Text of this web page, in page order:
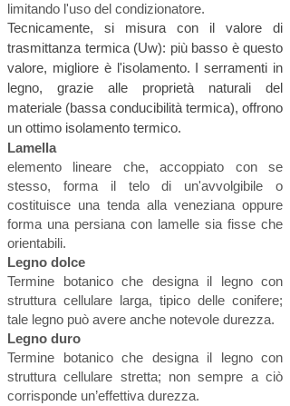
limitando l'uso del condizionatore.
Tecnicamente, si misura con il valore di
trasmittanza termica (Uw): più basso è questo
valore, migliore è l'isolamento. I serramenti in
legno, grazie alle proprietà naturali del
materiale (bassa conducibilità termica), offrono
un ottimo isolamento termico.
Lamella
elemento lineare che, accoppiato con se
stesso, forma il telo di un'avvolgibile o
costituisce una tenda alla veneziana oppure
forma una persiana con lamelle sia fisse che
orientabili.
Legno dolce
Termine botanico che designa il legno con
struttura cellulare larga, tipico delle conifere;
tale legno può avere anche notevole durezza.
Legno duro
Termine botanico che designa il legno con
struttura cellulare stretta; non sempre a ciò
corrisponde un’effettiva durezza.